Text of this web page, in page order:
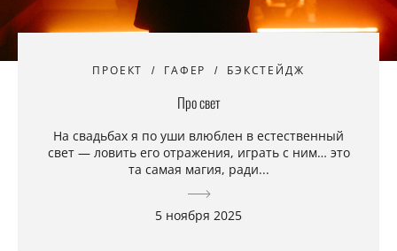
ПРОЕКТ ГАФЕР БЭКСТЕЙДЖ
Про свет
На свадьбах я по уши влюблен в естественный
свет — ловить его отражения, играть с ним… это
та самая магия, ради...
5 ноября 2025